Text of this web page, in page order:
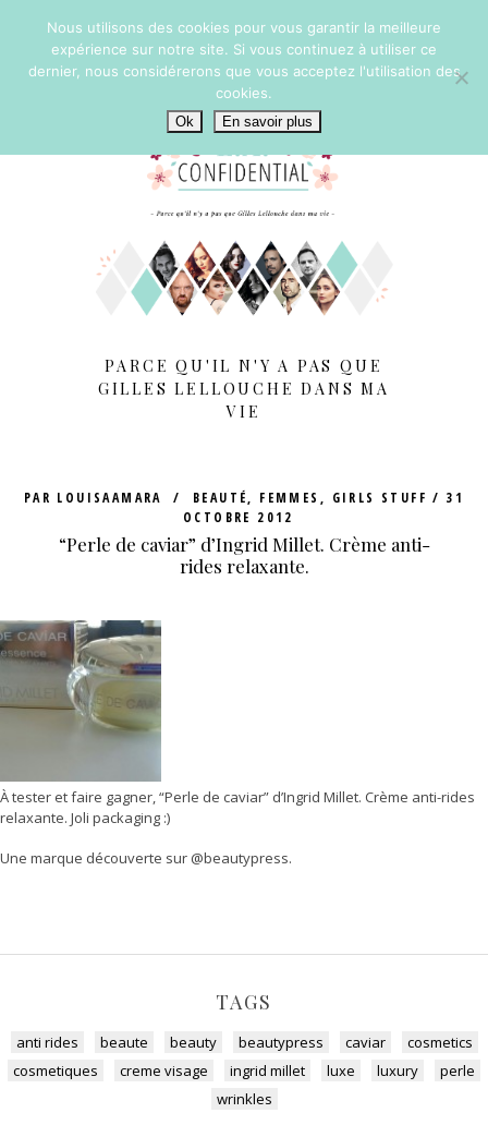
PARCE QU'IL N'Y A PAS QUE
GILLES LELLOUCHE DANS MA
VIE
PAR LOUISAAMARA BEAUTÉ, FEMMES , GIRLS STUFF
31
OCTOBRE 2012
“Perle de caviar” d’Ingrid Millet. Crème anti-
rides relaxante.
À tester et faire gagner, “Perle de caviar” d’Ingrid Millet. Crème anti-rides
relaxante. Joli packaging :)
Une marque découverte sur @beautypress.
TAGS
anti rides beaute beauty beautypress caviar
cosmetics
cosmetiques
creme visage ingrid millet luxe luxury
perle
wrinkles
Nous utilisons des cookies pour vous garantir la meilleure
expérience sur notre site. Si vous continuez à utiliser ce
dernier, nous considérerons que vous acceptez l'utilisation des
cookies.
Ok En savoir plus